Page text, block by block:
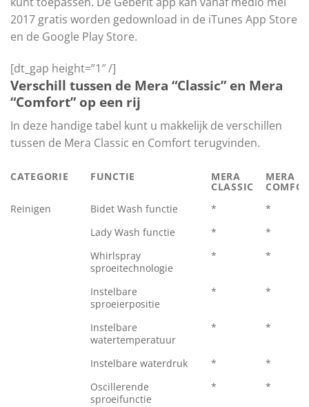
2017 gratis worden gedownload in de iTunes App Store
en de Google Play Store.
[dt_gap height=”1″ /]
Verschill tussen de Mera “Classic” en Mera
“Comfort” op een rij
In deze handige tabel kunt u makkelijk de verschillen
tussen de Mera Classic en Comfort terugvinden.
CATEGORIE FUNCTIE MERA
CLASSIC
MERA
Reinigen
Bidet Wash functie *
*
Lady Wash functie
*
*
Whirlspray
sproeitechnologie
* *
Instelbare
sproeierpositie
* *
Instelbare
watertemperatuur
* *
Instelbare waterdruk *
*
Oscillerende
sproeifunctie
* *